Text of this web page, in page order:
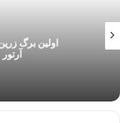
اولین برگ زرین
آرتور